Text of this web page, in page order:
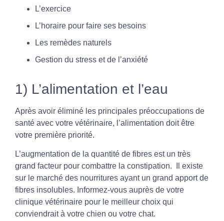
L’exercice
L’horaire pour faire ses besoins
Les remèdes naturels
Gestion du stress et de l’anxiété
1) L’alimentation et l’eau
Après avoir éliminé les principales préoccupations de
santé avec votre vétérinaire, l’alimentation doit être
votre première priorité.
L’augmentation de la quantité de fibres est un très
grand facteur pour combattre la constipation. Il existe
sur le marché des nourritures ayant un grand apport de
fibres insolubles. Informez-vous auprès de votre
clinique vétérinaire pour le meilleur choix qui
conviendrait à votre chien ou votre chat.